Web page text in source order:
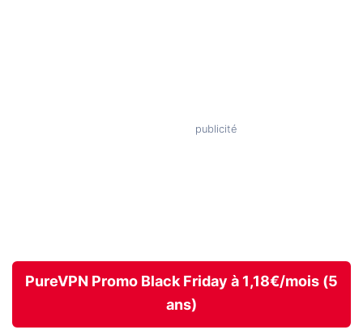
PureVPN Promo Black Friday à 1,18€/mois (5
ans)